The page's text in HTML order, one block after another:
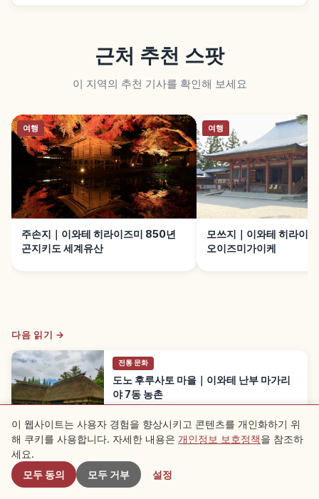
근처 추천 스팟
이 지역의 추천 기사를 확인해 보세요
여행
주손지｜이와테 히라이즈미 850년
곤지키도 세계유산
여행
모쓰지｜이와테 히라이
오이즈미가이케
다음 읽기 →
전통 문화
도노 후루사토 마을｜이와테 난부 마가리
야 7동 농촌
을 재현 시설로, 안채와 마구간이 L자형으로 결합된 이
와테 특유 「난부 마가리야」 7동이 있습니다. 야나기
타 구니오 「도노 이야기」 민담, 모리오카역 JR 가마
을 함께 안내합니다.
Iwate →
※ 기사 내용은 작성 시점의 정보를 기반으로 하며, 현재 상황과 다를 수 있습니다.
또한 게재된 내용의 정확성과 완전성을 보장하지 않으므로 양해 부탁드립니다.
근처 스팟
이 웹사이트는 사용자 경험을 향상시키고 콘텐츠를 개인화하기 위
해 쿠키를 사용합니다. 자세한 내용은 개인정보 보호정책을 참조하
세요.
모두 동의
모두 거부 설정